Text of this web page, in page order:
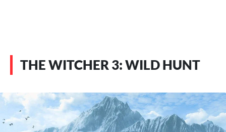
THE WITCHER 3: WILD HUNT